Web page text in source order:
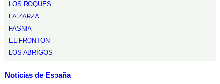
LOS ROQUES
LA ZARZA
FASNIA
EL FRONTON
LOS ABRIGOS
Noticias de España